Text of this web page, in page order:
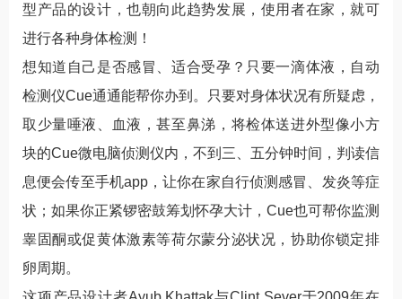
型产品的设计，也朝向此趋势发展，使用者在家，就可
进行各种身体检测！
想知道自己是否感冒、适合受孕？只要一滴体液，自动
检测仪Cue通通能帮你办到。只要对身体状况有所疑虑，
取少量唾液、血液，甚至鼻涕，将检体送进外型像小方
块的Cue微电脑侦测仪内，不到三、五分钟时间，判读信
息便会传至手机app，让你在家自行侦测感冒、发炎等症
状；如果你正紧锣密鼓筹划怀孕大计，Cue也可帮你监测
睾固酮或促黄体激素等荷尔蒙分泌状况，协助你锁定排
卵周期。